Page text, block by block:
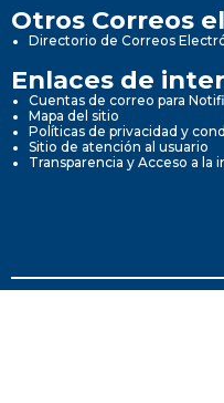
Otros Correos
Directorio de Correos
Enlaces de
Cuentas de correo para
Mapa del sitio
Políticas de privacidad y
Sitio de atención al usuario
Transparencia y Acceso a la